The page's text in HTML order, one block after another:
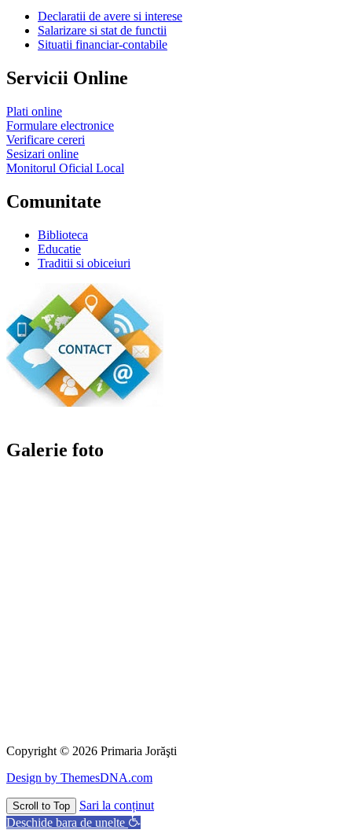
Declaratii de avere si interese
Salarizare si stat de functii
Situatii financiar-contabile
Servicii Online
Plati online
Formulare electronice
Verificare cereri
Sesizari online
Monitorul Oficial Local
Comunitate
Biblioteca
Educatie
Traditii si obiceiuri
Galerie foto
Copyright © 2026 Primaria Jorăşti
Design by ThemesDNA.com
Scroll to Top
Sari la conținut
Deschide bara de unelte